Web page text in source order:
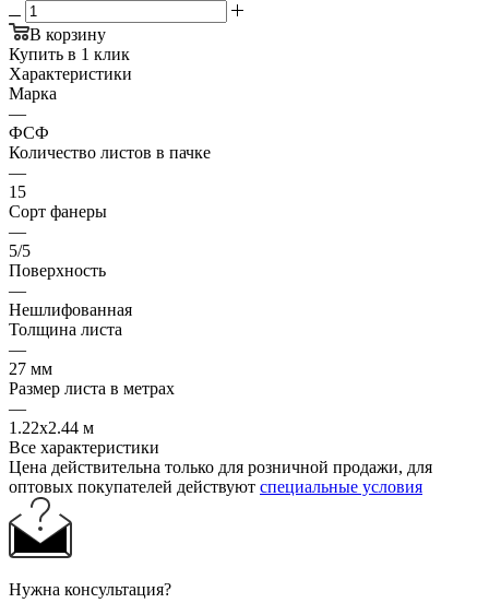
В корзину
Купить в 1 клик
Характеристики
Марка
—
ФСФ
Количество листов в пачке
—
15
Сорт фанеры
—
5/5
Поверхность
—
Нешлифованная
Толщина листа
—
27 мм
Размер листа в метрах
—
1.22x2.44 м
Все характеристики
Цена действительна только для розничной продажи, для
оптовых покупателей действуют специальные условия
Нужна консультация?